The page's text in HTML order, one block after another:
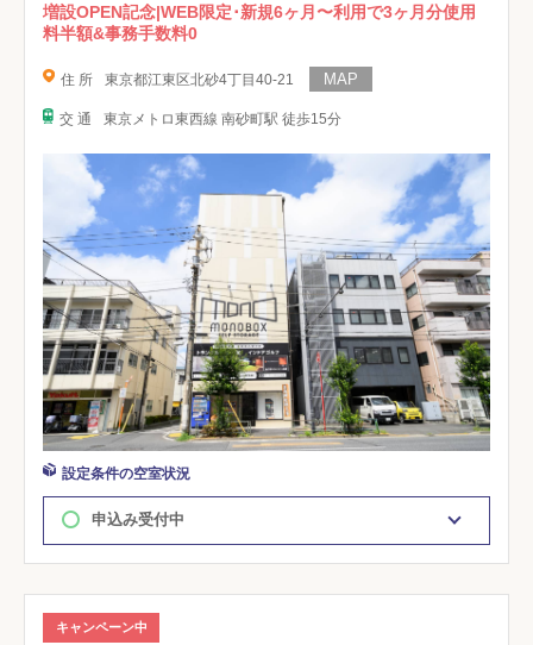
増設OPEN記念|WEB限定･新規6ヶ月〜利用で3ヶ月分使用
料半額&事務手数料0
住 所 東京都江東区北砂4丁目40-21
交 通 東京メトロ東西線 南砂町駅 徒歩15分
設定条件の空室状況
申込み受付中
キャンペーン中